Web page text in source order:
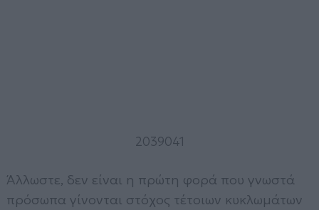
2039041
Άλλωστε, δεν είναι η πρώτη φορά που γνωστά
πρόσωπα γίνονται στόχος τέτοιων κυκλωμάτων